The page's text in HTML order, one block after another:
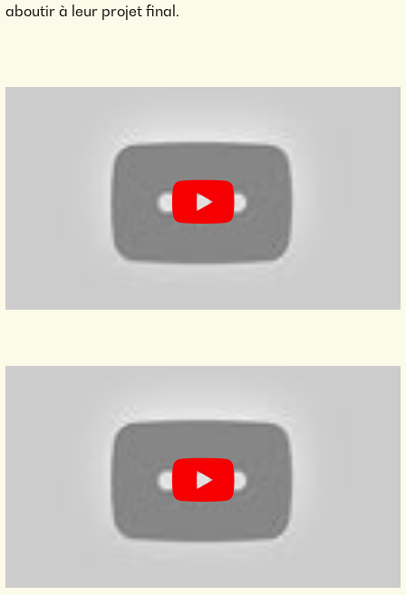
aboutir à leur projet final.
CAROLINE EN BTS AUDIOVISUEL
PRODUCTION
BTS AUDIOVISUEL CIFACOM